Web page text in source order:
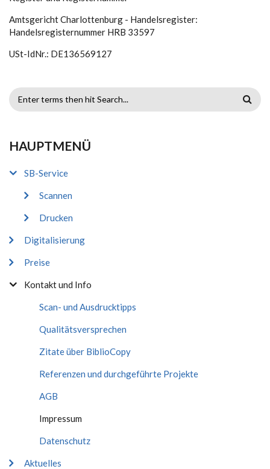
Amtsgericht Charlottenburg - Handelsregister:
Handelsregisternummer HRB 33597
USt-IdNr.: DE136569127
SUCHFORMULAR
HAUPTMENÜ
SB-Service
Scannen
Drucken
Digitalisierung
Preise
Kontakt und Info
Scan- und Ausdrucktipps
Qualitätsversprechen
Zitate über BiblioCopy
Referenzen und durchgeführte Projekte
AGB
Impressum
Datenschutz
Aktuelles